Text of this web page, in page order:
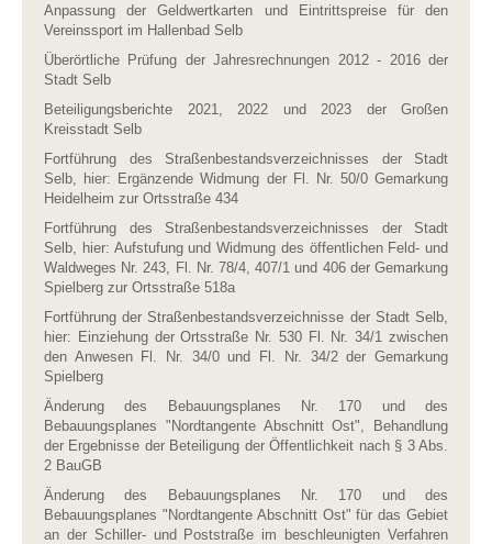
Anpassung der Geldwertkarten und Eintrittspreise für den
Vereinssport im Hallenbad Selb
Überörtliche Prüfung der Jahresrechnungen 2012 - 2016 der
Stadt Selb
Beteiligungsberichte 2021, 2022 und 2023 der Großen
Kreisstadt Selb
Fortführung des Straßenbestandsverzeichnisses der Stadt
Selb, hier: Ergänzende Widmung der Fl. Nr. 50/0 Gemarkung
Heidelheim zur Ortsstraße 434
Fortführung des Straßenbestandsverzeichnisses der Stadt
Selb, hier: Aufstufung und Widmung des öffentlichen Feld- und
Waldweges Nr. 243, Fl. Nr. 78/4, 407/1 und 406 der Gemarkung
Spielberg zur Ortsstraße 518a
Fortführung der Straßenbestandsverzeichnisse der Stadt Selb,
hier: Einziehung der Ortsstraße Nr. 530 Fl. Nr. 34/1 zwischen
den Anwesen Fl. Nr. 34/0 und Fl. Nr. 34/2 der Gemarkung
Spielberg
Änderung des Bebauungsplanes Nr. 170 und des
Bebauungsplanes "Nordtangente Abschnitt Ost", Behandlung
der Ergebnisse der Beteiligung der Öffentlichkeit nach § 3 Abs.
2 BauGB
Änderung des Bebauungsplanes Nr. 170 und des
Bebauungsplanes "Nordtangente Abschnitt Ost" für das Gebiet
an der Schiller- und Poststraße im beschleunigten Verfahren